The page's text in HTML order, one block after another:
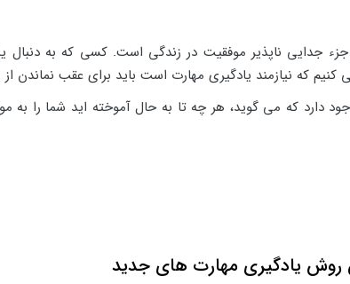
جزء جدایی ناپذیر موفقیت در زندگی است. کسی که به دنبال
کنیم که نیازمند یادگیری مهارت است باید برای عقب نماندن
دارد که می گوید، هر چه تا به حال آموخته اید شما را به
روش یادگیری مهارت های جدید